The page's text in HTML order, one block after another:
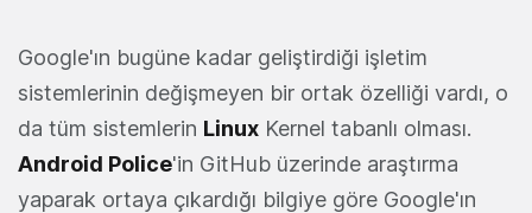
Google'ın bugüne kadar geliştirdiği işletim
sistemlerinin değişmeyen bir ortak özelliği vardı, o
da tüm sistemlerin Linux Kernel tabanlı olması.
Android Police'in GitHub üzerinde araştırma
yaparak ortaya çıkardığı bilgiye göre Google'ın